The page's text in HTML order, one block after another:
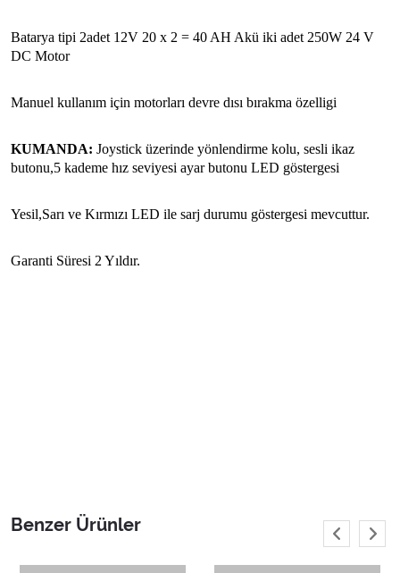
Batarya tipi 2adet 12V 20 x 2 = 40 AH Akü iki adet 250W 24 V
DC Motor
Manuel kullanım için motorları devre dısı bırakma özelligi
KUMANDA: Joystick üzerinde yönlendirme kolu, sesli ikaz
butonu,5 kademe hız seviyesi ayar butonu LED göstergesi
Yesil,Sarı ve Kırmızı LED ile sarj durumu göstergesi mevcuttur.
Garanti Süresi 2 Yıldır.
Benzer Ürünler